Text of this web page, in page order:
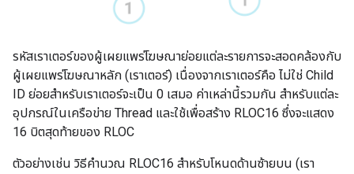
รหัสเราเตอร์ของผู้เผยแพร่โฆษณาย่อยแต่ละรายการจะสอดคล้องกับ
ผู้เผยแพร่โฆษณาหลัก (เราเตอร์) เนื่องจากเราเตอร์คือ ไม่ใช่ Child
ID ย่อยสำหรับเราเตอร์จะเป็น 0 เสมอ ค่าเหล่านี้รวมกัน สำหรับแต่ละ
อุปกรณ์ในเครือข่าย Thread และใช้เพื่อสร้าง RLOC16 ซึ่งจะแสดง
16 บิตสุดท้ายของ RLOC
ตัวอย่างเช่น วิธีคำนวณ RLOC16 สำหรับโหนดด้านซ้ายบน (เรา